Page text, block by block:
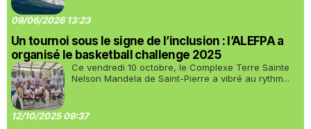
09/06/2026 13:23
Un tournoi sous le signe de l’inclusion : l’ALEFPA a
organisé le basketball challenge 2025
Ce vendredi 10 octobre, le Complexe Terre Sainte
Nelson Mandela de Saint-Pierre a vibré au rythm...
12/10/2025 09:37